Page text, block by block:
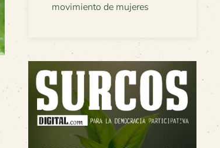
movimiento de mujeres